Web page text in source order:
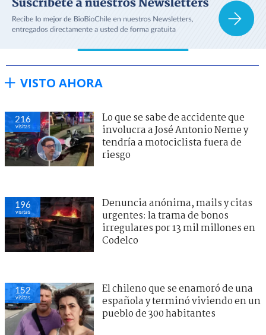
VISTO AHORA
216
visitas
Lo que se sabe de accidente que
involucra a José Antonio Neme y
tendría a motociclista fuera de
riesgo
196
visitas
Denuncia anónima, mails y citas
urgentes: la trama de bonos
irregulares por 13 mil millones en
Codelco
152
visitas
El chileno que se enamoró de una
española y terminó viviendo en un
pueblo de 300 habitantes